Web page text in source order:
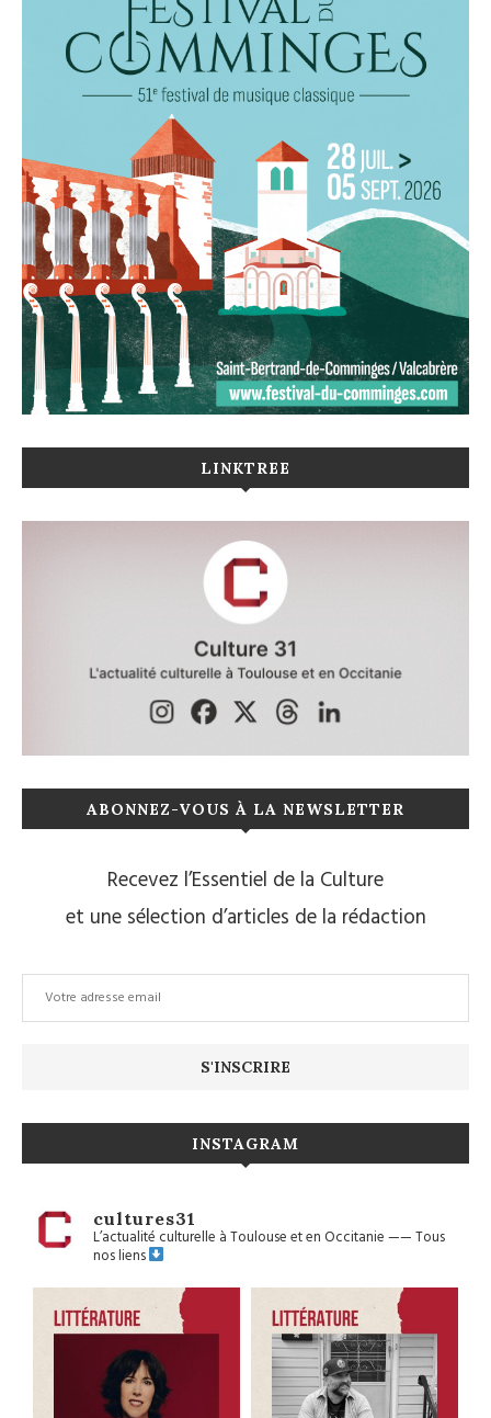
LINKTREE
ABONNEZ-VOUS À LA NEWSLETTER
Recevez l’Essentiel de la Culture
et une sélection d’articles de la rédaction
INSTAGRAM
cultures31
L’actualité culturelle à Toulouse et en Occitanie——Tous
nos liens